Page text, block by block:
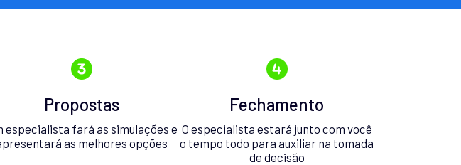
Propostas
especialista fará as simulações e
as melhores opções
Fechamento
O especialista estará junto com você
o tempo todo para auxiliar na tomada
de decisão